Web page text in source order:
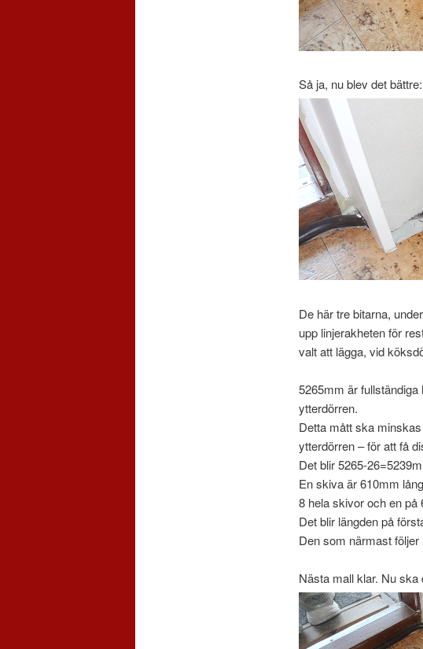
Så ja, nu blev det bättre:
De här tre bitarna,
upp linjerakheten för
valt att lägga, vid
5265mm är
ytterdörren.
Detta mått ska
ytterdörren – för att få
Det blir 5265-
En skiva är 610mm
8 hela skivor och en på
Det blir längden på
Den som närmast
Nästa mall klar. Nu